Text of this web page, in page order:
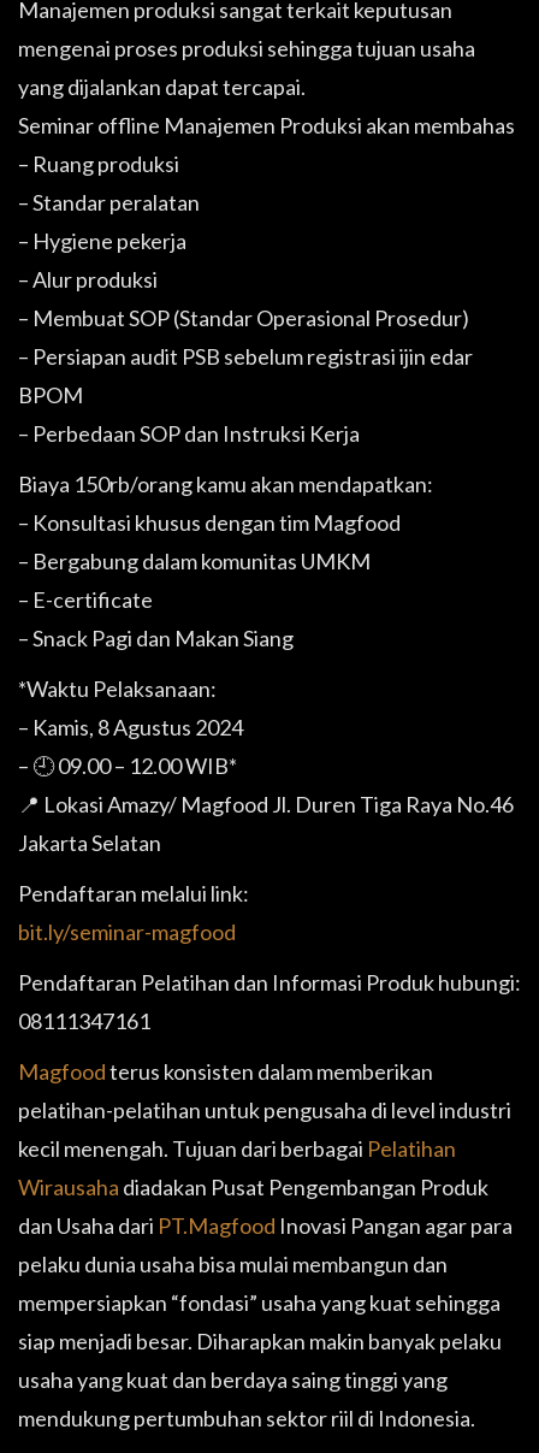
Manajemen produksi sangat terkait keputusan
mengenai proses produksi sehingga tujuan usaha
yang dijalankan dapat tercapai.
Seminar offline Manajemen Produksi akan membahas
– Ruang produksi
– Standar peralatan
– Hygiene pekerja
– Alur produksi
– Membuat SOP (Standar Operasional Prosedur)
– Persiapan audit PSB sebelum registrasi ijin edar
BPOM
– Perbedaan SOP dan Instruksi Kerja
Biaya 150rb/orang kamu akan mendapatkan:
– Konsultasi khusus dengan tim Magfood
– Bergabung dalam komunitas UMKM
– E-certificate
– Snack Pagi dan Makan Siang
*Waktu Pelaksanaan:
– Kamis, 8 Agustus 2024
– 🕘 09.00 – 12.00 WIB*
📍 Lokasi Amazy/ Magfood Jl. Duren Tiga Raya No.46
Jakarta Selatan
Pendaftaran melalui link:
bit.ly/seminar-magfood
Pendaftaran Pelatihan dan Informasi Produk hubungi:
08111347161
Magfoodterus konsisten dalam memberikan
pelatihan-pelatihan untuk pengusaha di level industri
kecil menengah. Tujuan dari berbagai Pelatihan
Wirausaha diadakan Pusat Pengembangan Produk
dan Usaha dari PT.Magfood Inovasi Pangan agar para
pelaku dunia usaha bisa mulai membangun dan
mempersiapkan “fondasi” usaha yang kuat sehingga
siap menjadi besar. Diharapkan makin banyak pelaku
usaha yang kuat dan berdaya saing tinggi yang
mendukung pertumbuhan sektor riil di Indonesia.